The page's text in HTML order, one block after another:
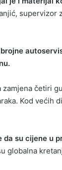
supervizor
četiri
Kod većih
su cijene u
globalna